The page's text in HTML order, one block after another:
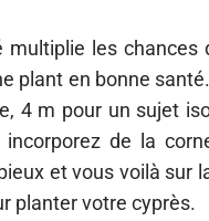
multiplie les
plant en bonne
4 m pour un sujet
incorporez de la
et vous voilà sur
planter votre cyprès.